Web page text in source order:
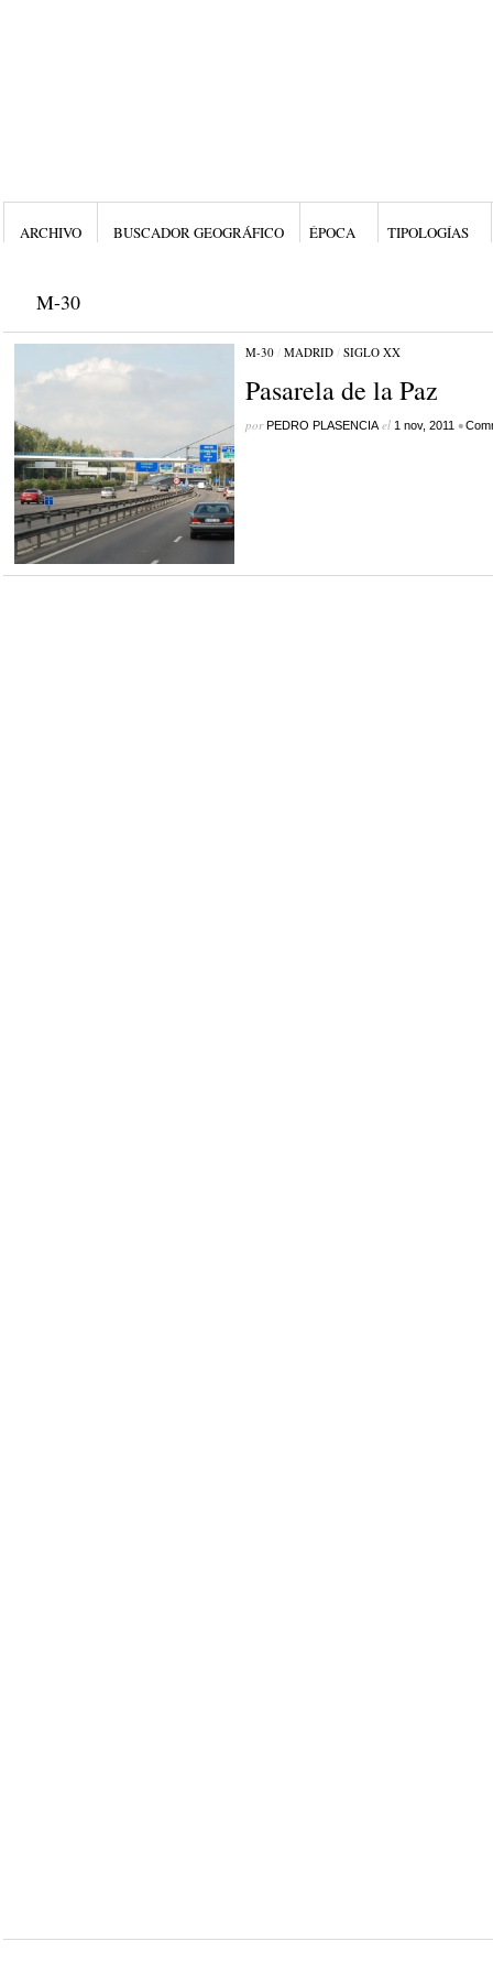
ARCHIVO BUSCADOR GEOGRÁFICO ÉPOCA TIPOLOGÍAS
M-30
M-30/ MADRID/ SIGLO XX
Pasarela de la Paz
porPEDRO PLASENCIAel 1 nov, 2011 •